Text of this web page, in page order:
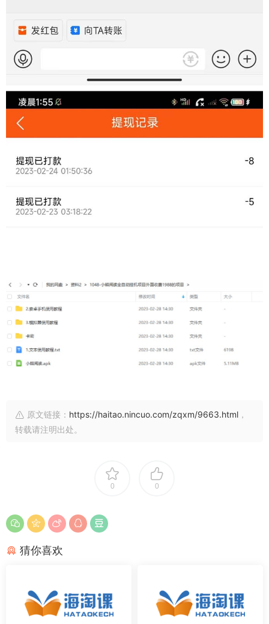
原文链接： https://haitao.nincuo.com/zqxm/9663.html ，
转载请注明出处。
0 0
猜你喜欢